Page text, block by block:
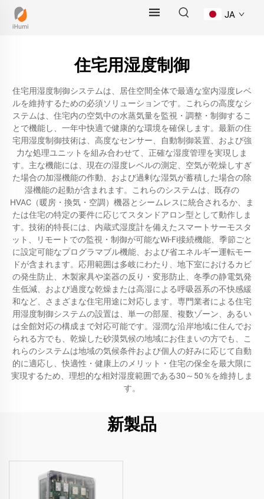
JA
住宅用湿度制御
住宅用湿度制御システムは、居住空間全体で最適な室内湿度レベ
ルを維持するための必須ソリューションです。これらの高度なシ
ステムは、住宅内の空気中の水蒸気量を監視・調整・制御するこ
とで機能し、一年中快適で健康的な環境を確保します。最新の住
宅用湿度制御技術は、高度なセンサー、自動制御装置、および強
力な処理ユニットを組み合わせて、正確な湿度管理を実現しま
す。主な機能には、現在の湿度レベルの測定、空気が乾燥しすぎ
た場合の加湿機能の作動、および過剰な湿気が蓄積した場合の除
湿機能の起動が含まれます。これらのシステムは、既存の
HVAC（暖房・換気・空調）機器とシームレスに統合されるか、ま
たは住宅の特定の要件に応じてスタンドアロン型として動作しま
す。技術的特長には、内蔵式湿度計を備えたスマートサーモスタ
ット、リモートでの監視・制御が可能なWi-Fi接続機能、季節ごと
に設定可能なプログラマブル機能、および省エネルギー運転モー
ドが含まれます。応用範囲は多岐にわたり、地下室におけるカビ
の発生防止、木製家具や楽器の反り・変形防止、冬季の静電気発
生低減、および過度な乾燥または高湿による呼吸器系の不快感緩
和など、さまざまな住宅用途に対応します。専門業者による住宅
用湿度制御システムの設置は、単一の部屋、複数ゾーン、あるい
は全館対応の構成まで対応可能です。湿潤な沿岸地域に住んでお
られる方でも、乾燥した砂漠気候の地域にお住まいの方でも、こ
れらのシステムは地域の気候条件および個人の好みに応じて自動
的に適応し、快適性・健康上のメリット・住宅の保全を最大限に
実現するため、理想的な相対湿度範囲である30～50％を維持しま
す。
新製品